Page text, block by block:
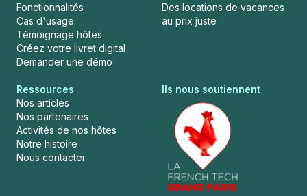
Fonctionnalités
Cas d'usage
Témoignage hôtes
Créez votre livret digital
Demander une démo
Des locations de vacances
au prix juste
Ressources
Nos articles
Nos partenaires
Activités de nos hôtes
Notre histoire
Nous contacter
Ils nous soutiennent